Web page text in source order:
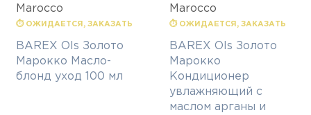
Marocco
⏱ ОЖИДАЕТСЯ, ЗАКАЗАТЬ
BAREX Ols Золото
Марокко Масло-
блонд уход 100 мл
Marocco
⏱ ОЖИДАЕТСЯ, ЗАКАЗАТЬ
BAREX Ols Золото
Марокко
Кондиционер
увлажняющий с
маслом арганы и